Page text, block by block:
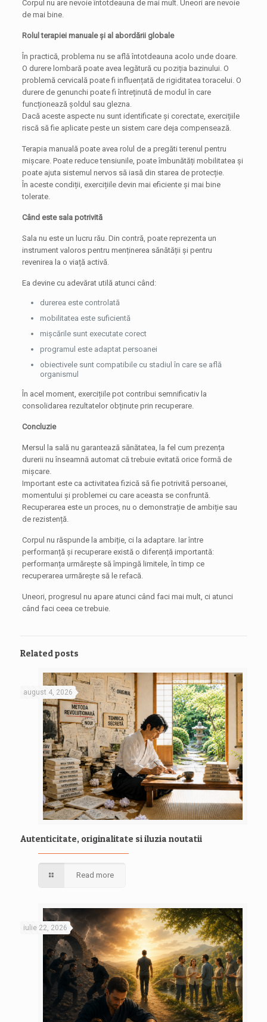
Corpul nu are nevoie întotdeauna de mai mult. Uneori are nevoie
de mai bine.
Rolul terapiei manuale și al abordării globale
În practică, problema nu se află întotdeauna acolo unde doare.
O durere lombară poate avea legătură cu poziția bazinului. O
problemă cervicală poate fi influențată de rigiditatea toracelui. O
durere de genunchi poate fi întreținută de modul în care
funcționează șoldul sau glezna.
Dacă aceste aspecte nu sunt identificate și corectate, exercițiile
riscă să fie aplicate peste un sistem care deja compensează.
Terapia manuală poate avea rolul de a pregăti terenul pentru
mișcare. Poate reduce tensiunile, poate îmbunătăți mobilitatea și
poate ajuta sistemul nervos să iasă din starea de protecție.
În aceste condiții, exercițiile devin mai eficiente și mai bine
tolerate.
Când este sala potrivită
Sala nu este un lucru rău. Din contră, poate reprezenta un
instrument valoros pentru menținerea sănătății și pentru
revenirea la o viață activă.
Ea devine cu adevărat utilă atunci când:
durerea este controlată
mobilitatea este suficientă
mișcările sunt executate corect
programul este adaptat persoanei
obiectivele sunt compatibile cu stadiul în care se află
organismul
În acel moment, exercițiile pot contribui semnificativ la
consolidarea rezultatelor obținute prin recuperare.
Concluzie
Mersul la sală nu garantează sănătatea, la fel cum prezența
durerii nu înseamnă automat că trebuie evitată orice formă de
mișcare.
Important este ca activitatea fizică să fie potrivită persoanei,
momentului și problemei cu care aceasta se confruntă.
Recuperarea este un proces, nu o demonstrație de ambiție sau
de rezistență.
Corpul nu răspunde la ambiție, ci la adaptare. Iar între
performanță și recuperare există o diferență importantă:
performanța urmărește să împingă limitele, în timp ce
recuperarea urmărește să le refacă.
Uneori, progresul nu apare atunci când faci mai mult, ci atunci
când faci ceea ce trebuie.
Related posts
august 4, 2026
Autenticitate, originalitate si iluzia noutatii
Read more
iulie 22, 2026